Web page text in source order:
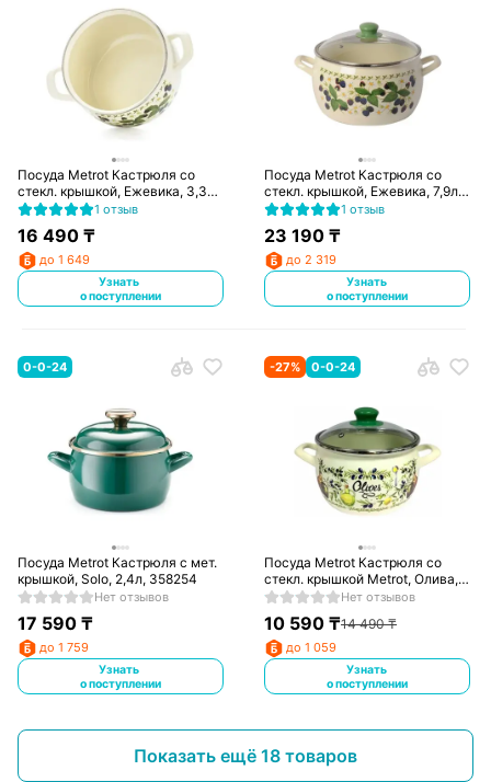
Посуда Metrot Кастрюля со
стекл. крышкой, Ежевика, 3,3л,
339856
1 отзыв
16 490₸
до 1 649
Узнать
о поступлении
Посуда Metrot Кастрюля со
стекл. крышкой, Ежевика, 7,9л,
339858
1 отзыв
23 190 ₸
до 2 319
Узнать
о поступлении
0-0-24
Посуда Metrot Кастрюля с мет.
крышкой, Solo, 2,4л, 358254
Нет отзывов
17 590₸
до 1 759
Узнать
о поступлении
-27% 0-0-24
Посуда Metrot Кастрюля со
стекл. крышкой Metrot, Олива,
3л, 193114
Нет отзывов
10 590 ₸14 490₸
до 1 059
Узнать
о поступлении
Показать ещё 18 товаров